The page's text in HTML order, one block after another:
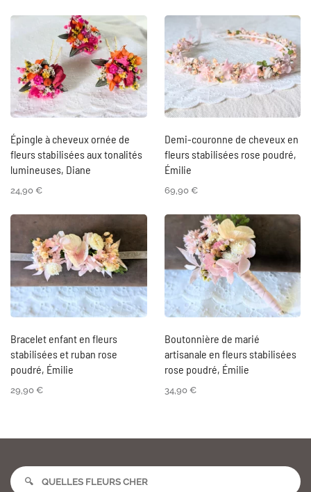
Épingle à cheveux ornée de
fleurs stabilisées aux tonalités
lumineuses, Diane
24,90 €
Demi-couronne de cheveux en
fleurs stabilisées rose poudré,
Émilie
69,90 €
Bracelet enfant en fleurs
stabilisées et ruban rose
poudré, Émilie
29,90 €
Boutonnière de marié
artisanale en fleurs stabilisées
rose poudré, Émilie
34,90 €